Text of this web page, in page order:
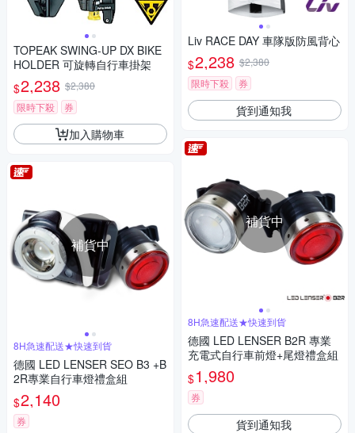
TOPEAK SWING-UP DX BIKE
HOLDER 可旋轉自行車掛架
$2,238 $2,380
限時下殺
券
加入購物車
補貨中
8H急速配送★快速到貨
德國 LED LENSER SEO B3 +B
2R專業自行車燈禮盒組
$2,140
券
Liv RACE DAY 車隊版防風背心
$2,238 $2,380
限時下殺
券
貨到通知我
補貨中
8H急速配送★快速到貨
德國 LED LENSER B2R 專業
充電式自行車前燈+尾燈禮盒組
$1,980
券
貨到通知我